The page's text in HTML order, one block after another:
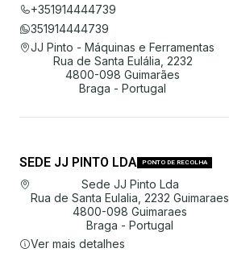
+351914444739
351914444739
JJ Pinto - Máquinas e Ferramentas
Rua de Santa Eulália, 2232
4800-098 Guimarães
Braga - Portugal
SEDE JJ PINTO LDA PONTO DE RECOLHA
Sede JJ Pinto Lda
Rua de Santa Eulalia, 2232 Guimaraes
4800-098 Guimaraes
Braga - Portugal
Ver mais detalhes